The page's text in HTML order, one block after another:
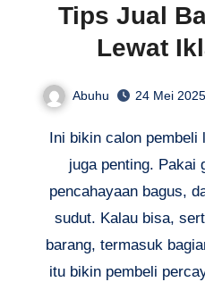
Tips Jual
Lewat
Abuhu 24 Mei 2025
Ini bikin calon
juga penting. Pakai
pencahayaan bagus,
sudut. Kalau bisa,
barang, termasuk
itu bikin pembeli